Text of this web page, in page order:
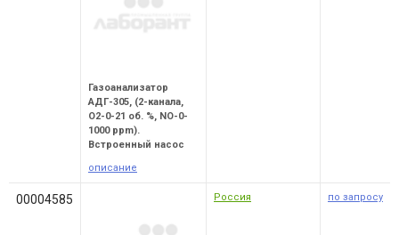
Газоанализатор
АДГ-305, (2-канала,
O2-0-21 об. %, NO-0-
1000 ppm).
Встроенный насос
описание
00004585 Россия по запросу